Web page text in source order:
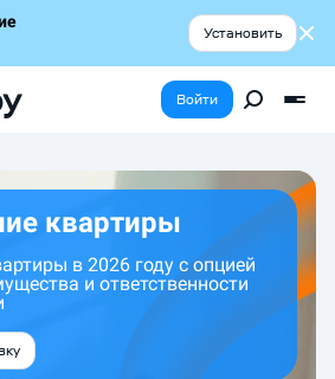
Установить
Войти
квартиры
в 2026 году с опцией
и ответственности